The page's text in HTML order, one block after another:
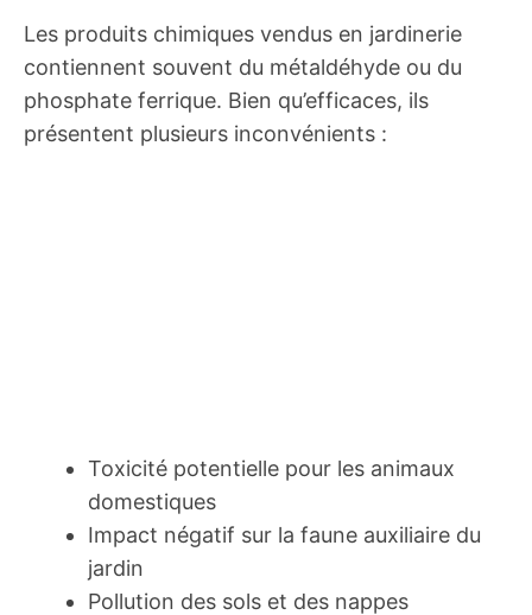
Les produits chimiques vendus en jardinerie
contiennent souvent du métaldéhyde ou du
phosphate ferrique. Bien qu’efficaces, ils
présentent plusieurs inconvénients :
Toxicité potentielle pour les animaux
domestiques
Impact négatif sur la faune auxiliaire du
jardin
Pollution des sols et des nappes